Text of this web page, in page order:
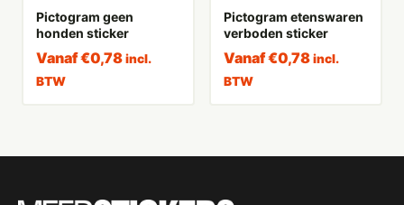
Pictogram geen
honden sticker
Vanaf€0,78 incl.
BTW
Pictogram etenswaren
verboden sticker
Vanaf€0,78 incl.
BTW